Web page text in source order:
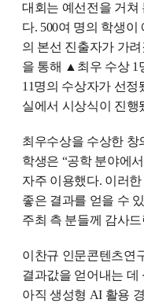
대회는 예선전을 거쳐
다. 500여 명의 학생이
의 본선 진출자가 가
을 통해 ▲최우 수상
11명의 수상자가 선정
실에서 시상식이 진행
최우수상을 수상한 창
학생은 “공학 분야에
자주 이용했다. 이러
좋은 결과를 얻을 수
주최 측 분들께 감사
이찬규 인문콘텐츠연
결과값을 얻어내는 데
아직 생성형 AI 활용